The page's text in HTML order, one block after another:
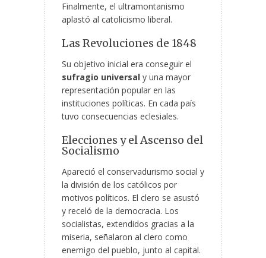
Finalmente, el ultramontanismo
aplastó al catolicismo liberal.
Las Revoluciones de 1848
Su objetivo inicial era conseguir el
sufragio universal y una mayor
representación popular en las
instituciones políticas. En cada país
tuvo consecuencias eclesiales.
Elecciones y el Ascenso del
Socialismo
Apareció el conservadurismo social y
la división de los católicos por
motivos políticos. El clero se asustó
y receló de la democracia. Los
socialistas, extendidos gracias a la
miseria, señalaron al clero como
enemigo del pueblo, junto al capital.